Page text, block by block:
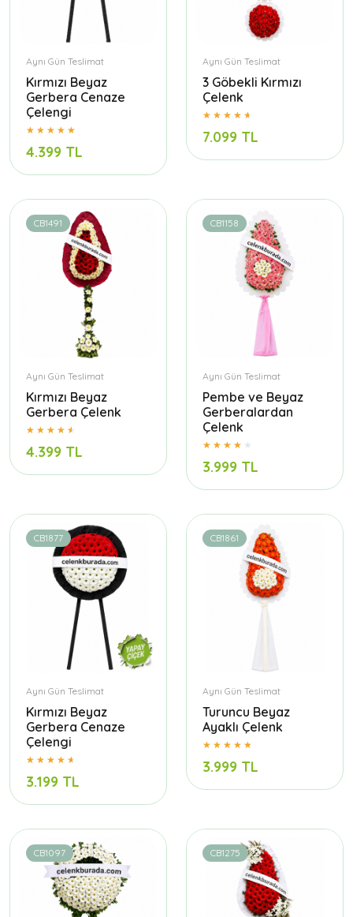
Aynı Gün Teslimat
Kırmızı Beyaz
Gerbera Cenaze
Çelengi
4.399 TL
Aynı Gün Teslimat
3 Göbekli Kırmızı
Çelenk
7.099 TL
CB1491
Aynı Gün Teslimat
Kırmızı Beyaz
Gerbera Çelenk
4.399 TL
CB1158
Aynı Gün Teslimat
Pembe ve Beyaz
Gerberalardan
Çelenk
3.999 TL
CB1877
Aynı Gün Teslimat
Kırmızı Beyaz
Gerbera Cenaze
Çelengi
3.199 TL
CB1861
Aynı Gün Teslimat
Turuncu Beyaz
Ayaklı Çelenk
3.999 TL
CB1097 CB1275